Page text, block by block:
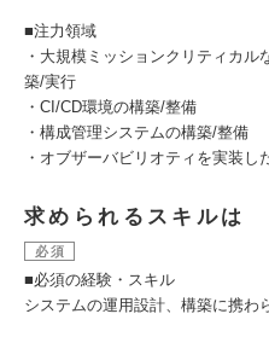
■注力領域
・大規模ミッションクリティカ
築/実行
・CI/CD環境の構築/整備
・構成管理システムの構築/整備
・オブザーバビリオティを実装
求められるスキルは
必須
■必須の経験・スキル
システムの運用設計、構築に携わ